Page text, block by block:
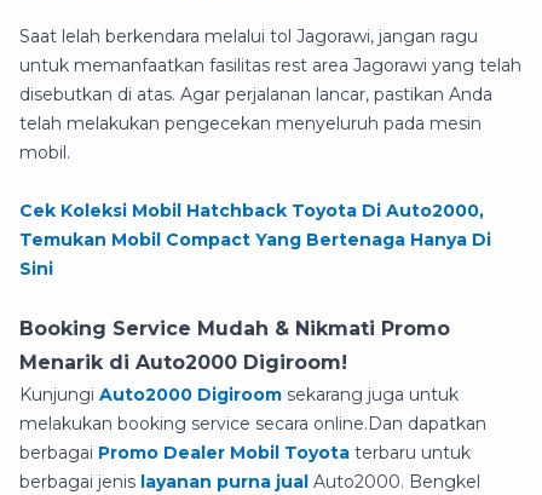
Saat lelah berkendara melalui tol Jagorawi, jangan ragu
untuk memanfaatkan fasilitas rest area Jagorawi yang telah
disebutkan di atas. Agar perjalanan lancar, pastikan Anda
telah melakukan pengecekan menyeluruh pada mesin
mobil.
Cek Koleksi Mobil Hatchback Toyota Di Auto2000,
Temukan Mobil Compact Yang Bertenaga Hanya Di
Sini
Booking Service Mudah & Nikmati Promo
Menarik di Auto2000 Digiroom!
Kunjungi Auto2000 Digiroom sekarang juga untuk
melakukan booking service secara online.Dan dapatkan
berbagai Promo Dealer Mobil Toyota terbaru untuk
berbagai jenis layanan purna jual Auto2000. Bengkel